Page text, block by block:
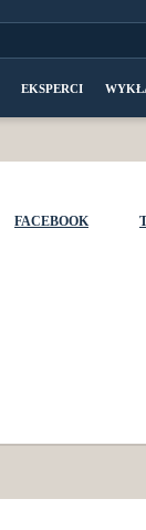
EKSPERCI
FACEBOOK